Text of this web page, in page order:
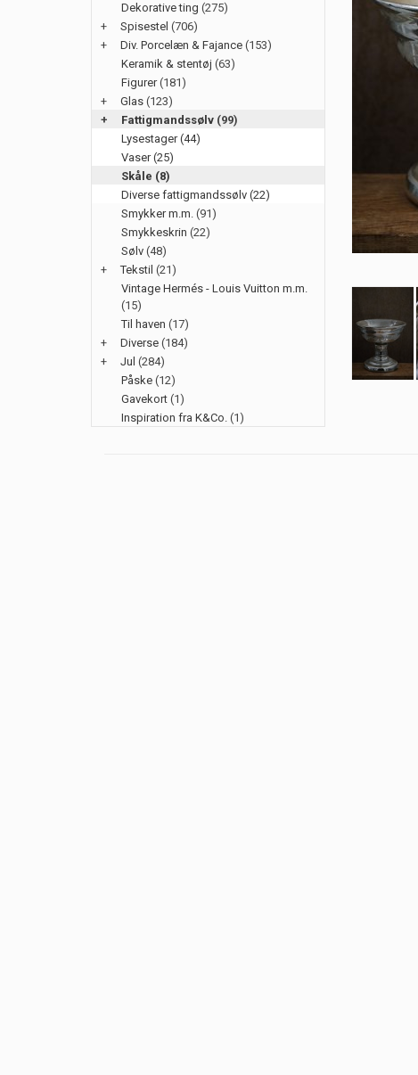
Dekorative ting (275)
+
Spisestel (706)
+
Div. Porcelæn & Fajance (153)
Keramik & stentøj (63)
Figurer(181)
+
Glas (123)
+
Fattigmandssølv (99)
Lysestager (44)
Vaser (25)
Skåle (8)
Diverse fattigmandssølv (22)
Smykker m.m. (91)
Smykkeskrin (22)
Sølv (48)
+
Tekstil (21)
Vintage Hermés - Louis Vuitton m.m.
(15)
Til haven (17)
+
Diverse (184)
+
Jul (284)
Påske (12)
Gavekort (1)
Inspiration fra K&Co. (1)